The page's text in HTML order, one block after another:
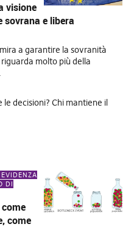
visione
sovrana e libera
a garantire la sovranità
molto più della
decisioni? Chi mantiene il
DI
come